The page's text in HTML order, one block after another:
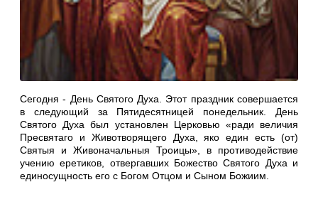
Сегодня - День Святого Духа. Этот праздник совершается
в следующий за Пятидесятницей понедельник. День
Святого Духа был установлен Церковью «ради величия
Пресвятаго и Животворящего Духа, яко един есть (от)
Святыя и Живоначальныя Троицы», в противодействие
учению еретиков, отвергавших Божество Святого Духа и
единосущность его с Богом Отцом и Сыном Божиим.